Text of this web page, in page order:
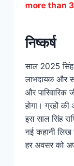
more than
निष्कर्ष
साल 2025
लाभदायक और
और
होगा। ग्रहों
इस साल सिंह
नई कहानी
हर अवसर को